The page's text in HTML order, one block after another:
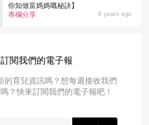
專欄分享 8 years ago
你知做富媽媽嘅秘訣】
訂閱我們的電子報
的育兒資訊嗎？想每週接收我們
？快來訂閱我們的電子報吧！